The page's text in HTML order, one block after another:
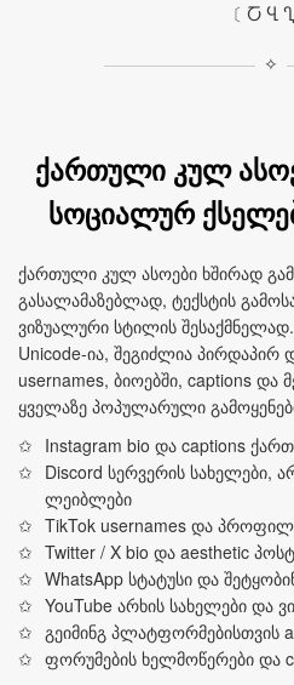
〔 Ⴀ Ⴁ Ⴂ
✧
ქართული კულ
სოციალურ
ქართული კულ ასოები ხშირად
გასალამაზებლად, ტექსტის
ვიზუალური სტილის
Unicode-ია, შეგიძლია პირდაპირ
usernames, ბიოებში, captions და
ყველაზე პოპულარული
Instagram bio და captions
Discord სერვერის სახელები,
ლეიბლები
TikTok usernames და
Twitter / X bio და aesthetic
WhatsApp სტატუსი და
YouTube არხის სახელები და
გეიმინგ პლატფორმებისთვის
ფორუმების ხელმოწერები და